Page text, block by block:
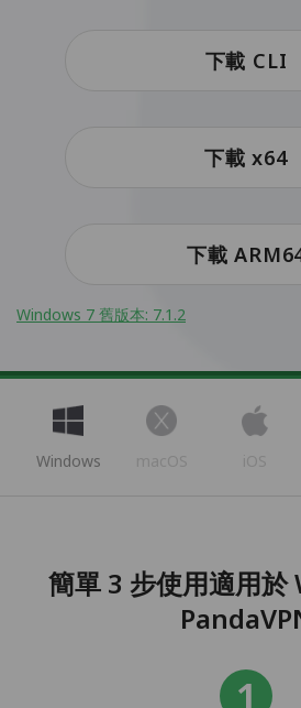
下載 CLI
下載 x64
下載
Windows 7 舊版本: 7.1.2
Windows macOS iOS
簡單 3 步使用適用